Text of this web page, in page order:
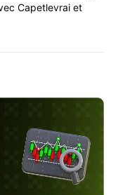
Capetlevrai et